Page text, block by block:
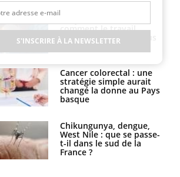
comment le travail
empiète de plus en plus
sur nos soirées
Cancer colorectal : une
stratégie simple aurait
changé la donne au Pays
basque
Chikungunya, dengue,
West Nile : que se passe-
t-il dans le sud de la
France ?
S'INSCRIRE À LA NEWSLETTER